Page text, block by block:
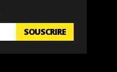
SOUSCRIRE